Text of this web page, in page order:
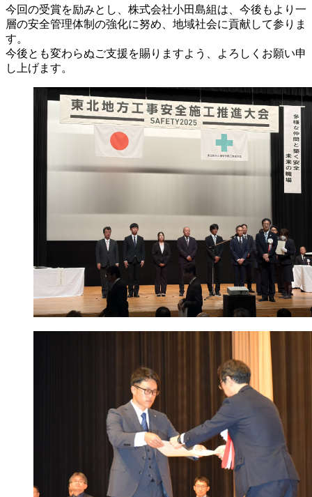
今回の受賞を励みとし、株式会社小田島組は、今後もより一
層の安全管理体制の強化に努め、地域社会に貢献して参りま
す。
今後とも変わらぬご支援を賜りますよう、よろしくお願い申
し上げます。